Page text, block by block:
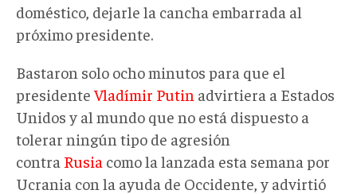
doméstico, dejarle la cancha embarrada al
próximo presidente.
Bastaron solo ocho minutos para que el
presidenteVladímir Putin advirtiera a Estados
Unidos y al mundo que no está dispuesto a
tolerar ningún tipo de agresión
contra Rusia como la lanzada esta semana por
Ucrania con la ayuda de Occidente, y advirtió